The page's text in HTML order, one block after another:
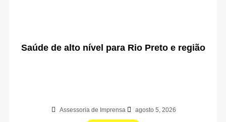
Saúde de alto nível para Rio Preto e região
Assessoria de Imprensa agosto 5, 2026